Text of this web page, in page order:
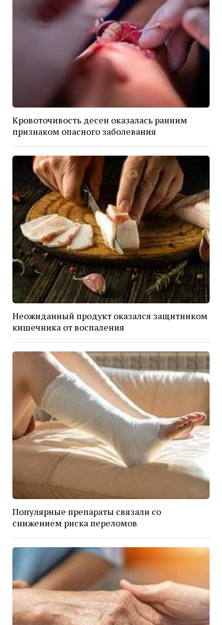
Кровоточивость десен оказалась ранним
признаком опасного заболевания
Неожиданный продукт оказался защитником
кишечника от воспаления
Популярные препараты связали со
снижением риска переломов